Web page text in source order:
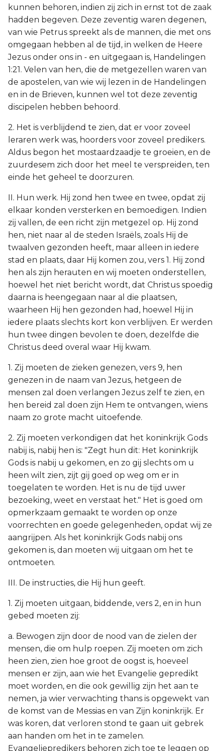
kunnen behoren, indien zij zich in ernst tot de zaak
hadden begeven. Deze zeventig waren degenen,
van wie Petrus spreekt als de mannen, die met ons
omgegaan hebben al de tijd, in welken de Heere
Jezus onder ons in - en uitgegaan is, Handelingen
1:21. Velen van hen, die de metgezellen waren van
de apostelen, van wie wij lezen in de Handelingen
en in de Brieven, kunnen wel tot deze zeventig
discipelen hebben behoord.
2. Het is verblijdend te zien, dat er voor zoveel
leraren werk was, hoorders voor zoveel predikers.
Aldus begon het mostaardzaadje te groeien, en de
zuurdesem zich door het meel te verspreiden, ten
einde het geheel te doorzuren.
II. Hun werk. Hij zond hen twee en twee, opdat zij
elkaar konden versterken en bemoedigen. Indien
zij vallen, de een richt zijn metgezel op. Hij zond
hen, niet naar al de steden Israëls, zoals Hij de
twaalven gezonden heeft, maar alleen in iedere
stad en plaats, daar Hij komen zou, vers 1. Hij zond
hen als zijn herauten en wij moeten onderstellen,
hoewel het niet bericht wordt, dat Christus spoedig
daarna is heengegaan naar al die plaatsen,
waarheen Hij hen gezonden had, hoewel Hij in
iedere plaats slechts kort kon verblijven. Er werden
hun twee dingen bevolen te doen, dezelfde die
Christus deed overal waar Hij kwam.
1. Zij moeten de zieken genezen, vers 9, hen
genezen in de naam van Jezus, hetgeen de
mensen zal doen verlangen Jezus zelf te zien, en
hen bereid zal doen zijn Hem te ontvangen, wiens
naam zo grote macht uitoefende.
2. Zij moeten verkondigen dat het koninkrijk Gods
nabij is, nabij hen is: "Zegt hun dit: Het koninkrijk
Gods is nabij u gekomen, en zo gij slechts om u
heen wilt zien, zijt gij goed op weg om er in
toegelaten te worden. Het is nu de tijd uwer
bezoeking, weet en verstaat het." Het is goed om
opmerkzaam gemaakt te worden op onze
voorrechten en goede gelegenheden, opdat wij ze
aangrijpen. Als het koninkrijk Gods nabij ons
gekomen is, dan moeten wij uitgaan om het te
ontmoeten.
III. De instructies, die Hij hun geeft.
1. Zij moeten uitgaan, biddende, vers 2, en in hun
gebed moeten zij:
a. Bewogen zijn door de nood van de zielen der
mensen, die om hulp roepen. Zij moeten om zich
heen zien, zien hoe groot de oogst is, hoeveel
mensen er zijn, aan wie het Evangelie gepredikt
moet worden, en die ook gewillig zijn het aan te
nemen, ja wier verwachting thans is opgewekt van
de komst van de Messias en van Zijn koninkrijk. Er
was koren, dat verloren stond te gaan uit gebrek
aan handen om het in te zamelen.
Evangeliepredikers behoren zich toe te leggen op